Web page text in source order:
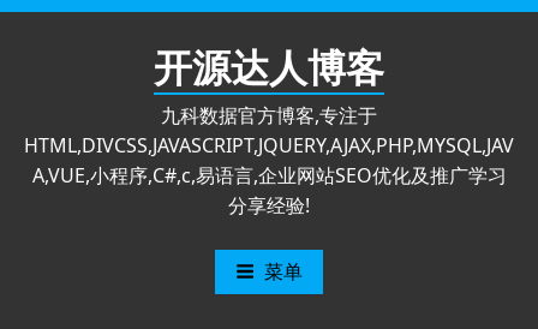
跳
开源达人博客
九科数据官方博客,专注于
HTML,DIVCSS,JAVASCRIPT,JQUERY,AJAX,PHP,MYSQL,JAV
A,VUE,小程序,C#,c,易语言,企业网站SEO优化及推广学习
分享经验!
菜单